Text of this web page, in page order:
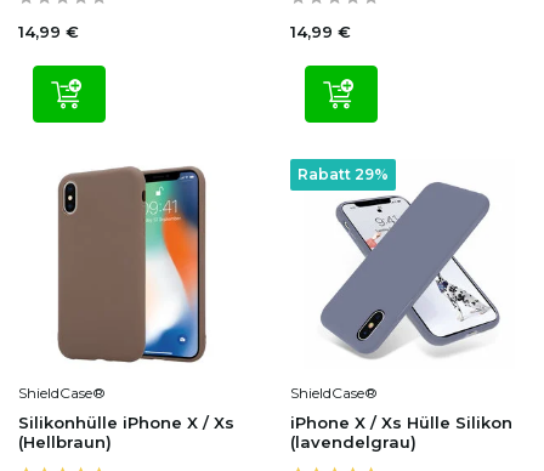
14,99 € 14,99 €
ShieldCase®
Silikonhülle iPhone X / Xs
(Hellbraun)
Rabatt 29%
ShieldCase®
iPhone X / Xs Hülle Silikon
(lavendelgrau)